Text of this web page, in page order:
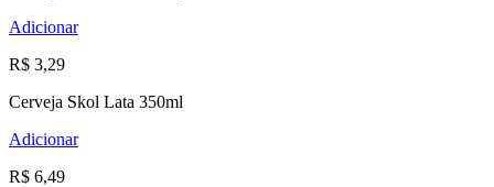
Adicionar
R$ 3,29
Cerveja Skol Lata 350ml
Adicionar
R$ 6,49